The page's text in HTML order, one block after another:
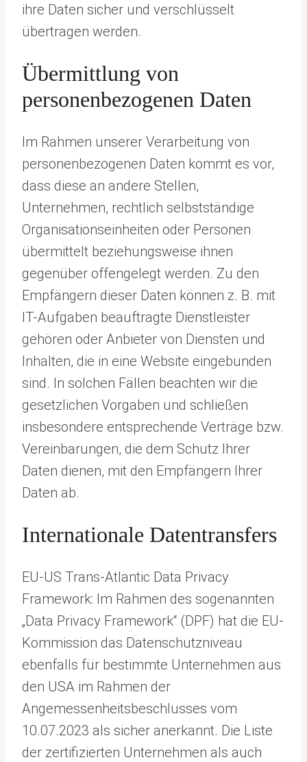
ihre Daten sicher und verschlüsselt
übertragen werden.
Übermittlung von
personenbezogenen Daten
Im Rahmen unserer Verarbeitung von
personenbezogenen Daten kommt es vor,
dass diese an andere Stellen,
Unternehmen, rechtlich selbstständige
Organisationseinheiten oder Personen
übermittelt beziehungsweise ihnen
gegenüber offengelegt werden. Zu den
Empfängern dieser Daten können z. B. mit
IT-Aufgaben beauftragte Dienstleister
gehören oder Anbieter von Diensten und
Inhalten, die in eine Website eingebunden
sind. In solchen Fällen beachten wir die
gesetzlichen Vorgaben und schließen
insbesondere entsprechende Verträge bzw.
Vereinbarungen, die dem Schutz Ihrer
Daten dienen, mit den Empfängern Ihrer
Daten ab.
Internationale Datentransfers
EU-US Trans-Atlantic Data Privacy
Framework: Im Rahmen des sogenannten
„Data Privacy Framework“ (DPF) hat die EU-
Kommission das Datenschutzniveau
ebenfalls für bestimmte Unternehmen aus
den USA im Rahmen der
Angemessenheitsbeschlusses vom
10.07.2023 als sicher anerkannt. Die Liste
der zertifizierten Unternehmen als auch